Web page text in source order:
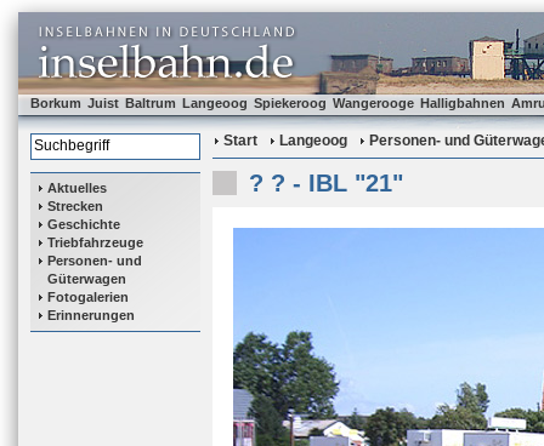
Borkum Juist Baltrum Langeoog Spiekeroog Wangerooge Halligbahnen
Aktuelles
Strecken
Geschichte
Triebfahrzeuge
Personen- und
Güterwagen
Fotogalerien
Erinnerungen
Start Langeoog Personen- und
? ? - IBL "21"